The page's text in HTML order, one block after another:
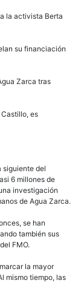
la activista Berta
su financiación
Zarca tras
es
siguiente del
6 millones de
investigación
de Agua Zarca.
se han
también sus
FMO.
la mayor
mismo tiempo, las